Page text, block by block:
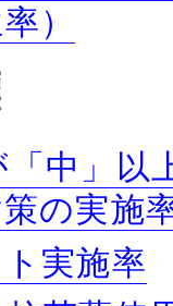
）
中」以
の実施
実施率